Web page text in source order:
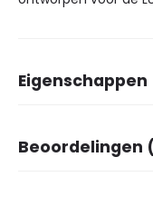
Eigenschappen
Kleur
Beoordelingen